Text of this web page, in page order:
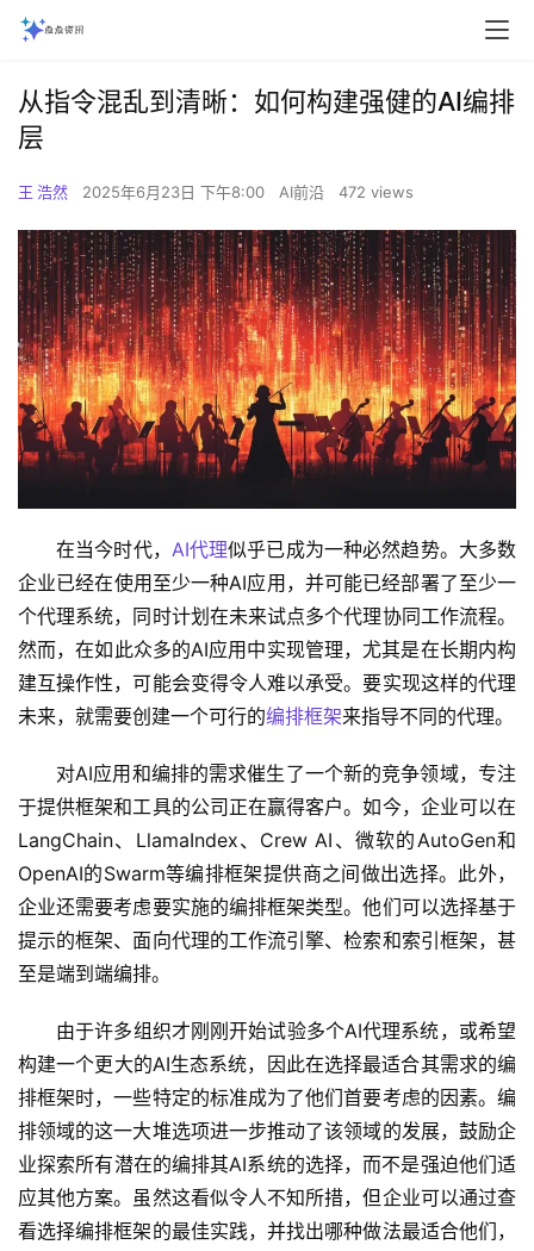
从指令混乱到清晰：如何构建强健的AI编排
层‌
王 浩然 2025年6月23日 下午8:00 AI前沿 472 views
在当今时代， AI代理似乎已成为一种必然趋势。大多数
企业已经在使用至少一种AI应用，并可能已经部署了至少一
个代理系统，同时计划在未来试点多个代理协同工作流程。
然而，在如此众多的AI应用中实现管理，尤其是在长期内构
建互操作性，可能会变得令人难以承受。要实现这样的代理
未来，就需要创建一个可行的编排框架来指导不同的代理。
对AI应用和编排的需求催生了一个新的竞争领域，专注
于提供框架和工具的公司正在赢得客户。如今，企业可以在
LangChain、LlamaIndex、Crew AI、微软的AutoGen和
OpenAI的Swarm等编排框架提供商之间做出选择。此外，
企业还需要考虑要实施的编排框架类型。他们可以选择基于
提示的框架、面向代理的工作流引擎、检索和索引框架，甚
至是端到端编排。
由于许多组织才刚刚开始试验多个AI代理系统，或希望
构建一个更大的AI生态系统，因此在选择最适合其需求的编
排框架时，一些特定的标准成为了他们首要考虑的因素。编
排领域的这一大堆选项进一步推动了该领域的发展，鼓励企
业探索所有潜在的编排其AI系统的选择，而不是强迫他们适
应其他方案。虽然这看似令人不知所措，但企业可以通过查
看选择编排框架的最佳实践，并找出哪种做法最适合他们，